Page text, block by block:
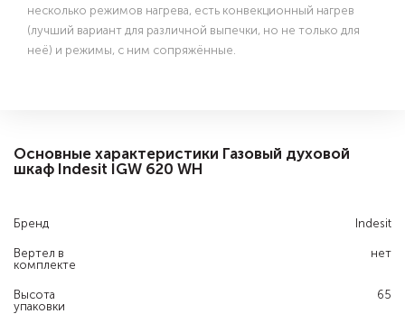
несколько режимов нагрева, есть конвекционный нагрев
(лучший вариант для различной выпечки, но не только для
неё) и режимы, с ним сопряжённые.
Основные характеристики Газовый духовой
шкаф Indesit IGW 620 WH
Бренд Indesit
Вертел в
комплекте
нет
Высота
упаковки
65